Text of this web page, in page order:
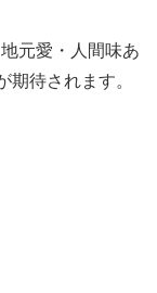
元愛・人間味あ
期待されます。